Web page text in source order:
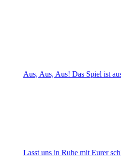
Aus, Aus, Aus! Das Spiel ist
Lasst uns in Ruhe mit Eurer